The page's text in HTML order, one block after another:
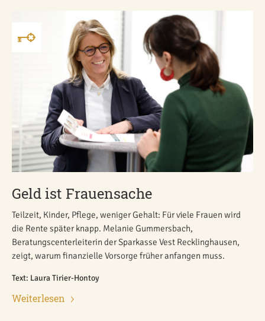
Geld ist Frauensache
Teilzeit, Kinder, Pflege, weniger Gehalt: Für viele Frauen wird
die Rente später knapp. Melanie Gummersbach,
Beratungscenterleiterin der Sparkasse Vest Recklinghausen,
zeigt, warum finanzielle Vorsorge früher anfangen muss.
Text: Laura Tirier-Hontoy
Weiterlesen